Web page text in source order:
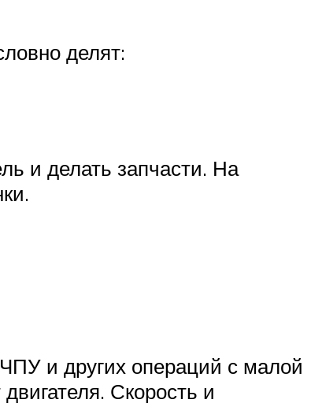
делят:
и делать запчасти. На
и других операций с малой
Скорость и